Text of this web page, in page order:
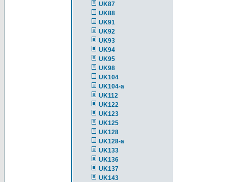
UK87
UK88
UK91
UK92
UK93
UK94
UK95
UK98
UK104
UK104-a
UK112
UK122
UK123
UK125
UK128
UK128-a
UK133
UK136
UK137
UK143